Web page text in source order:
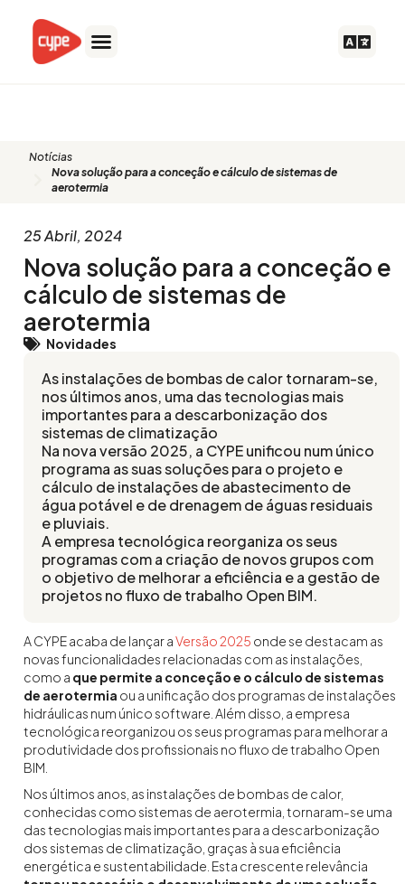
content
Notícias
Nova solução para a conceção e cálculo de sistemas de
aerotermia
25 Abril, 2024
Nova solução para a conceção e
cálculo de sistemas de
aerotermia
Novidades
As instalações de bombas de calor tornaram-se,
nos últimos anos, uma das tecnologias mais
importantes para a descarbonização dos
sistemas de climatização
Na nova versão 2025, a CYPE unificou num único
programa as suas soluções para o projeto e
cálculo de instalações de abastecimento de
água potável e de drenagem de águas residuais
e pluviais.
A empresa tecnológica reorganiza os seus
programas com a criação de novos grupos com
o objetivo de melhorar a eficiência e a gestão de
projetos no fluxo de trabalho Open BIM.
A CYPE acaba de lançar aVersão 2025 onde se destacam as
novas funcionalidades relacionadas com as instalações,
como a que permite a conceção e o cálculo de sistemas
de aerotermia ou a unificação dos programas de instalações
hidráulicas num único software. Além disso, a empresa
tecnológica reorganizou os seus programas para melhorar a
produtividade dos profissionais no fluxo de trabalho Open
BIM.
Nos últimos anos, as instalações de bombas de calor,
conhecidas como sistemas de aerotermia, tornaram-se uma
das tecnologias mais importantes para a descarbonização
dos sistemas de climatização, graças à sua eficiência
energética e sustentabilidade. Esta crescente relevância